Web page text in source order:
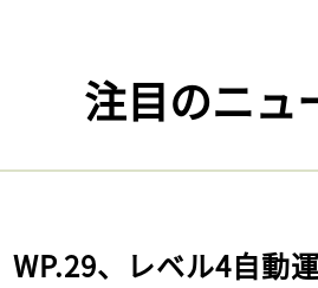
注目のニュ
WP.29、レベル4自動